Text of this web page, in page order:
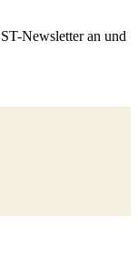
Newsletter an und